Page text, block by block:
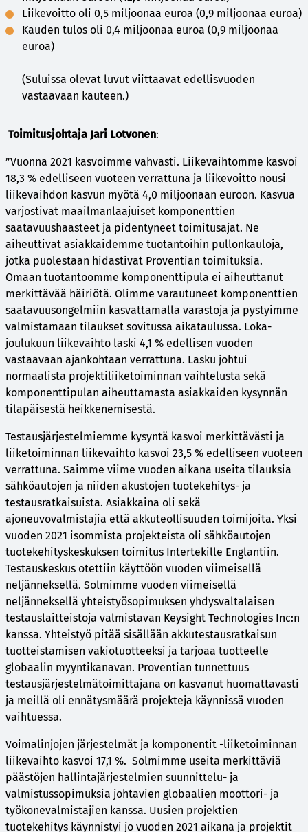
Liikevoitto oli 0,5 miljoonaa euroa (0,9 miljoonaa euroa)
Kauden tulos oli 0,4 miljoonaa euroa (0,9 miljoonaa
euroa)
(Suluissa olevat luvut viittaavat edellisvuoden
vastaavaan kauteen.)
Toimitusjohtaja Jari Lotvonen:
”Vuonna 2021 kasvoimme vahvasti. Liikevaihtomme kasvoi
18,3 % edelliseen vuoteen verrattuna ja liikevoitto nousi
liikevaihdon kasvun myötä 4,0 miljoonaan euroon. Kasvua
varjostivat maailmanlaajuiset komponenttien
saatavuushaasteet ja pidentyneet toimitusajat. Ne
aiheuttivat asiakkaidemme tuotantoihin pullonkauloja,
jotka puolestaan hidastivat Proventian toimituksia.
Omaan tuotantoomme komponenttipula ei aiheuttanut
merkittävää häiriötä. Olimme varautuneet komponenttien
saatavuusongelmiin kasvattamalla varastoja ja pystyimme
valmistamaan tilaukset sovitussa aikataulussa. Loka-
joulukuun liikevaihto laski 4,1 % edellisen vuoden
vastaavaan ajankohtaan verrattuna. Lasku johtui
normaalista projektiliiketoiminnan vaihtelusta sekä
komponenttipulan aiheuttamasta asiakkaiden kysynnän
tilapäisestä heikkenemisestä.
Testausjärjestelmiemme kysyntä kasvoi merkittävästi ja
liiketoiminnan liikevaihto kasvoi 23,5 % edelliseen vuoteen
verrattuna. Saimme viime vuoden aikana useita tilauksia
sähköautojen ja niiden akustojen tuotekehitys- ja
testausratkaisuista. Asiakkaina oli sekä
ajoneuvovalmistajia että akkuteollisuuden toimijoita. Yksi
vuoden 2021 isommista projekteista oli sähköautojen
tuotekehityskeskuksen toimitus Intertekille Englantiin.
Testauskeskus otettiin käyttöön vuoden viimeisellä
neljänneksellä. Solmimme vuoden viimeisellä
neljänneksellä yhteistyösopimuksen yhdysvaltalaisen
testauslaitteistoja valmistavan Keysight Technologies Inc:n
kanssa. Yhteistyö pitää sisällään akkutestausratkaisun
tuotteistamisen vakiotuotteeksi ja tarjoaa tuotteelle
globaalin myyntikanavan. Proventian tunnettuus
testausjärjestelmätoimittajana on kasvanut huomattavasti
ja meillä oli ennätysmäärä projekteja käynnissä vuoden
vaihtuessa.
Voimalinjojen järjestelmät ja komponentit -liiketoiminnan
liikevaihto kasvoi 17,1 %. Solmimme useita merkittäviä
päästöjen hallintajärjestelmien suunnittelu- ja
valmistussopimuksia johtavien globaalien moottori- ja
työkonevalmistajien kanssa. Uusien projektien
tuotekehitys käynnistyi jo vuoden 2021 aikana ja projektit